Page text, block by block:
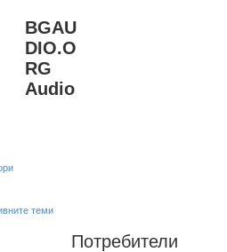
BGAU
DIO.O
RG
Audio
теми
Потребители